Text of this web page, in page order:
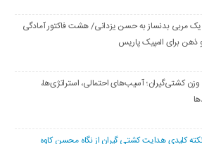
مربی بدنساز به حسن یزدانی/ هشت فاکتور آمادگی
برای المپیک پاریس
کشتی‌گیران؛ آسیب‌های احتمالی، استراتژی‌ها،
کلیدی هدایت کشتی گیران از نگاه محسن کاوه